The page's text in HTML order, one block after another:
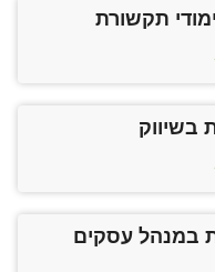
תקשורת
בשיווק
במנהל עסקים